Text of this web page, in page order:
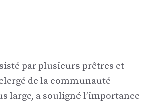
par plusieurs prêtres et
de la communauté
large, a souligné l’importance